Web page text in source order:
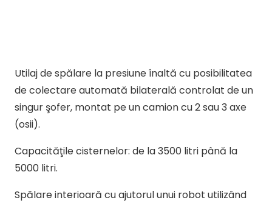
Utilaj de spălare la presiune înaltă cu posibilitatea
de colectare automată bilaterală controlat de un
singur şofer, montat pe un camion cu 2 sau 3 axe
(osii).
Capacităţile cisternelor: de la 3500 litri până la
5000 litri.
Spălare interioară cu ajutorul unui robot utilizând